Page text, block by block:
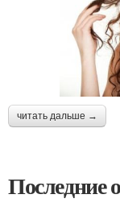
читать дальше →
Последние